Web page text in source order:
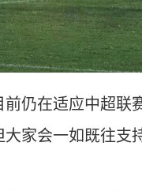
在适应中超联
家会一如既往支